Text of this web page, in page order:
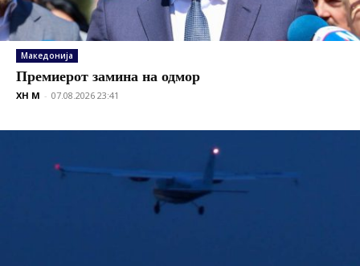
Македонија
Премиерот замина на одмор
XH M - 07.08.2026 23:41